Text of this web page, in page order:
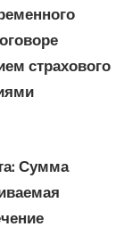
страхового
Сумма